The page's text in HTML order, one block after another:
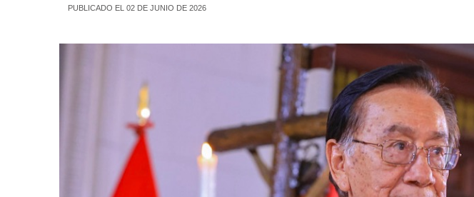
PUBLICADO EL 02 DE JUNIO DE 2026